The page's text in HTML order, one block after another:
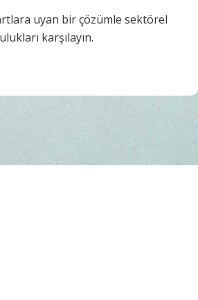
uyan bir çözümle sektörel
karşılayın.